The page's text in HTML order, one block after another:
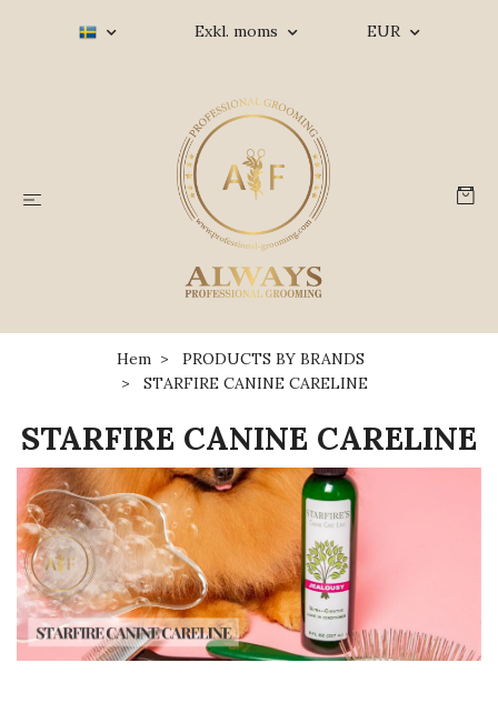
Exkl. moms EUR
Hem
PRODUCTS BY BRANDS
STARFIRE CANINE CARELINE
STARFIRE CANINE CARELINE